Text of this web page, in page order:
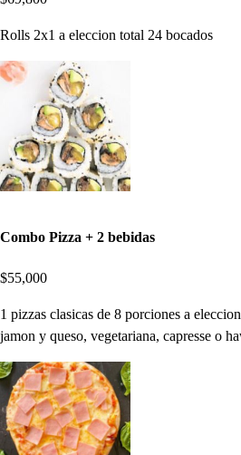
Rolls 2x1 a eleccion total 24 bocados
Combo Pizza + 2 bebidas
$55,000
1 pizzas clasicas de 8 porciones a
jamon y queso, vegetariana, capresse o